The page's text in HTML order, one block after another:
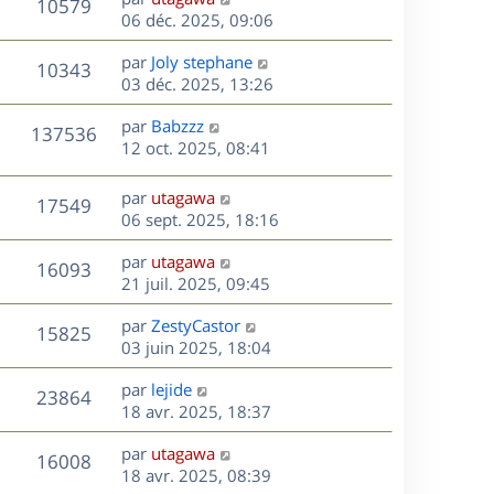
g
e
s
a
g
e
m
e
s
s
a
g
e
e
s
i
e
r
m
e
s
s
a
g
e
10579
u
e
s
e
r
n
i
e
r
m
e
s
s
a
g
e
06 déc. 2025, 09:06
10343V
u
e
D
e
r
n
i
e
r
m
e
s
s
a
g
e
par Joly stephane
03 déc. 2025, 13:26
137536V
u
D
e
n
i
e
r
m
e
s
s
a
g
e
par Babzzz
12 oct. 2025, 08:41
17549V
u
e
D
e
r
n
i
e
r
m
e
s
s
a
g
e
par utagawa
06 sept. 2025, 18:16
16093V
u
D
e
r
n
i
e
r
m
e
s
s
par utagawa
21 juil. 2025, 09:45
15825V
u
s
D
e
r
n
i
e
r
m
par ZestyCastor
03 juin 2025, 18:04
23864V
u
e
D
e
r
n
i
par lejide
18 avr. 2025, 18:37
16008V
D
e
par utagawa
18 avr. 2025, 08:39